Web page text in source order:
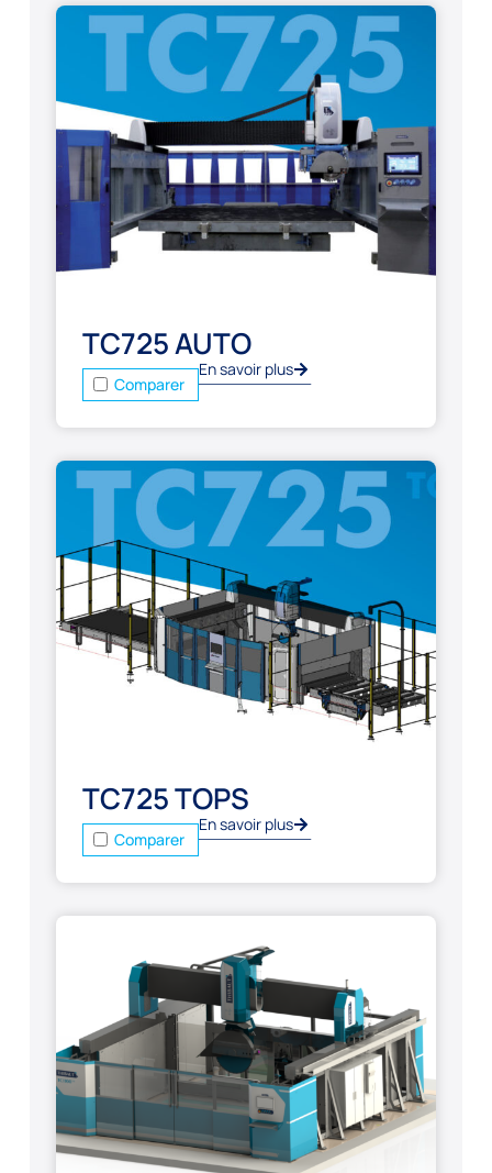
TC725 AUTO
Comparer
En savoir plus
TC725 TOPS
Comparer
En savoir plus